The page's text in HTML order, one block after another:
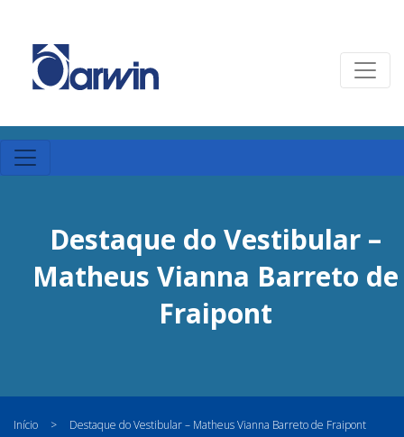
Destaque do Vestibular –
Matheus Vianna Barreto de
Fraipont
Início > Destaque do Vestibular – Matheus Vianna Barreto de Fraipont